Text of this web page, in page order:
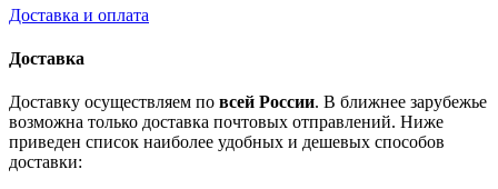
Доставка и оплата
Доставка
Доставку осуществляем по всей России. В ближнее зарубежье
возможна только доставка почтовых отправлений. Ниже
приведен список наиболее удобных и дешевых способов
доставки: